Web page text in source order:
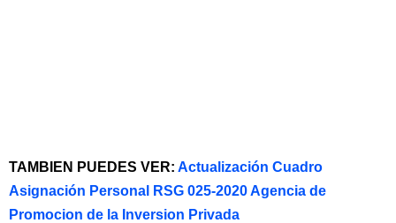
TAMBIEN PUEDES VER: Actualización Cuadro
Asignación Personal RSG 025-2020 Agencia de
Promocion de la Inversion Privada